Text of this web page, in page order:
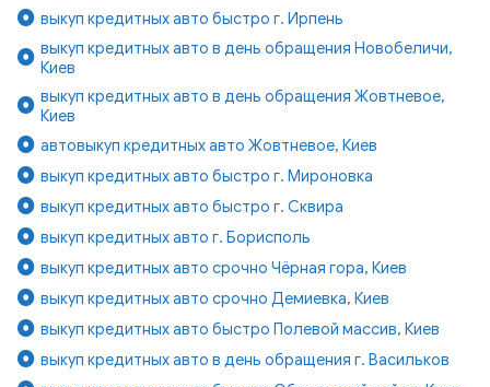
выкуп кредитных авто быстро г. Ирпень
выкуп кредитных авто в день обращения Новобеличи,
Киев
выкуп кредитных авто в день обращения Жовтневое,
Киев
автовыкуп кредитных авто Жовтневое, Киев
выкуп кредитных авто быстро г. Мироновка
выкуп кредитных авто быстро г. Сквира
выкуп кредитных авто г. Борисполь
выкуп кредитных авто срочно Чёрная гора, Киев
выкуп кредитных авто срочно Демиевка, Киев
выкуп кредитных авто быстро Полевой массив, Киев
выкуп кредитных авто в день обращения г. Васильков